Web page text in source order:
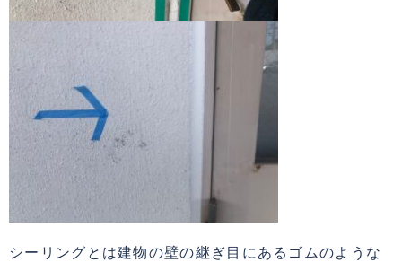
シーリングとは建物の壁の継ぎ目にあるゴムのような